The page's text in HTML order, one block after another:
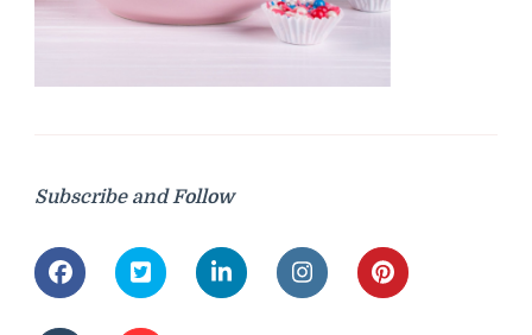
Subscribe and Follow